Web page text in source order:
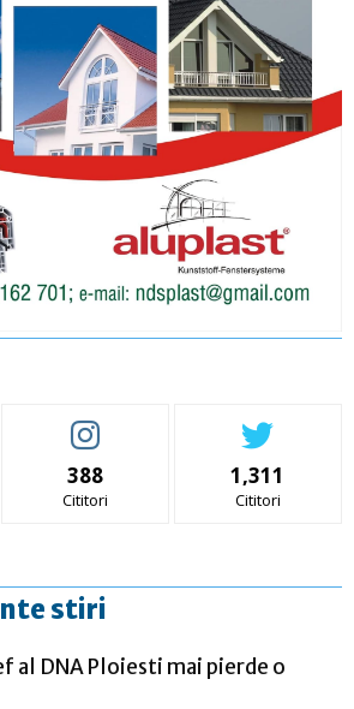
388
Cititori
1,311
Cititori
stiri
al DNA Ploiesti mai pierde o